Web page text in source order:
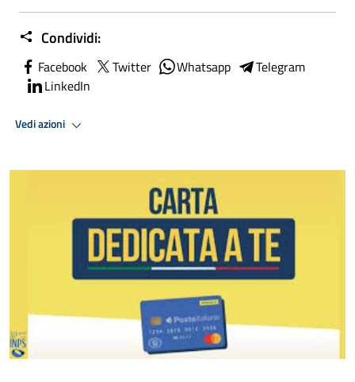
Condividi:
Facebook Twitter Whatsapp
Telegram
LinkedIn
Vedi azioni